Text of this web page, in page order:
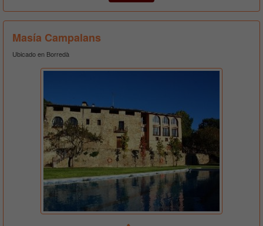
Masía Campalans
Ubicado en Borredà